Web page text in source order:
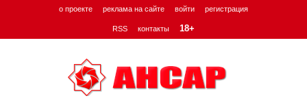
о проекте реклама на сайте войти регистрация
RSS контакты 18+